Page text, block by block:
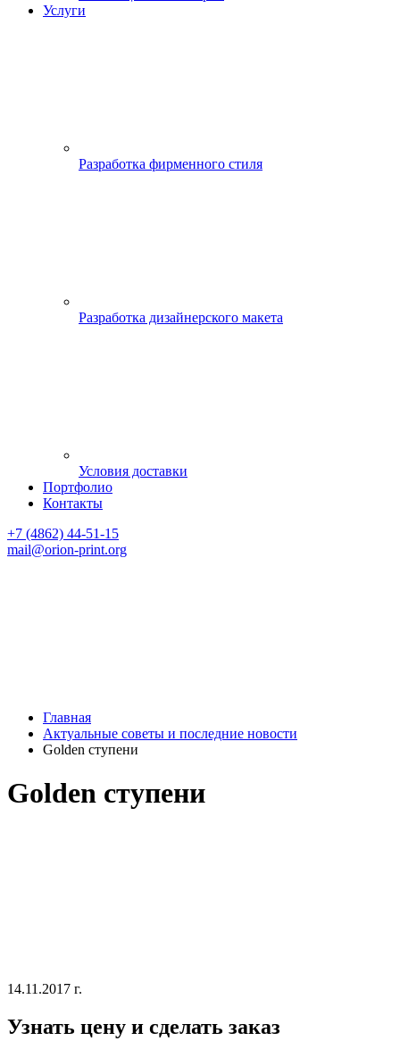
Услуги
Разработка фирменного стиля
Разработка дизайнерского макета
Условия доставки
Портфолио
Контакты
+7 (4862) 44-51-15
mail@orion-print.org
Главная
Актуальные советы и последние новости
Golden ступени
Golden ступени
14.11.2017 г.
Узнать цену и сделать заказ